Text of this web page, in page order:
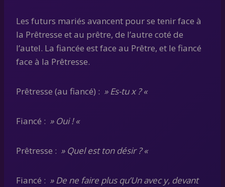
Les futurs mariés avancent pour se tenir face à
la Prêtresse et au prêtre, de l’autre coté de
l’autel. La fiancée est face au Prêtre, et le fiancé
face à la Prêtresse.
Prêtresse (au fiancé) : » Es-tu x ? «
Fiancé : » Oui ! «
Prêtresse : » Quel est ton désir ? «
Fiancé : » De ne faire plus qu’Un avec y, devant